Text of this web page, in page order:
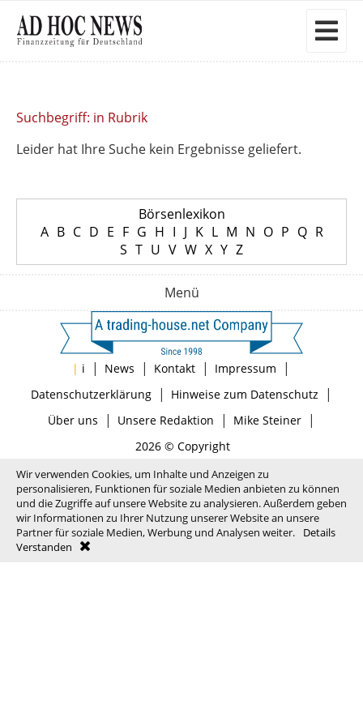
Suchbegriff: in Rubrik
Leider hat Ihre Suche kein Ergebnisse geliefert.
Börsenlexikon
A B C D E F G H I J K L M N O P Q R
S T U V W X Y Z
Menü
| i | News | Kontakt | Impressum |
Datenschutzerklärung| Hinweise zum Datenschutz |
Über uns | Unsere Redaktion | Mike Steiner|
2026 © Copyright
Wir verwenden Cookies, um Inhalte und Anzeigen zu
personalisieren, Funktionen für soziale Medien anbieten zu können
und die Zugriffe auf unsere Website zu analysieren. Außerdem geben
wir Informationen zu Ihrer Nutzung unserer Website an unsere
Partner für soziale Medien, Werbung und Analysen weiter.
Details
Verstanden